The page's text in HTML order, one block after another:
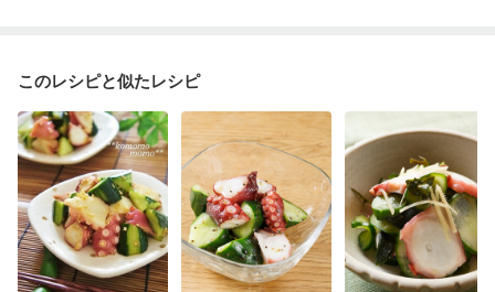
このレシピと似たレシピ